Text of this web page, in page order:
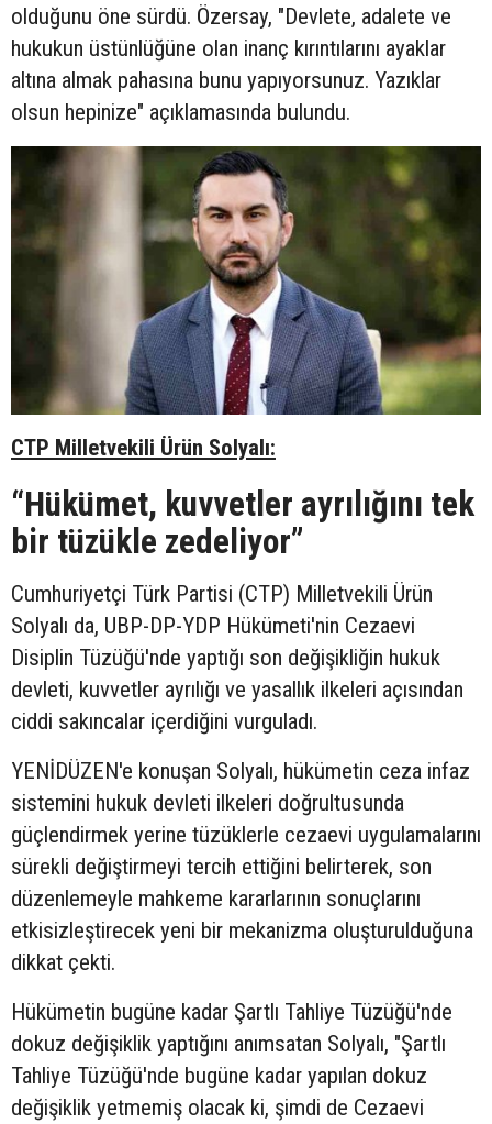
olduğunu öne sürdü. Özersay, "Devlete, adalete ve
hukukun üstünlüğüne olan inanç kırıntılarını ayaklar
altına almak pahasına bunu yapıyorsunuz. Yazıklar
olsun hepinize" açıklamasında bulundu.
CTP Milletvekili Ürün Solyalı:
“Hükümet, kuvvetler ayrılığını tek
bir tüzükle zedeliyor”
Cumhuriyetçi Türk Partisi (CTP) Milletvekili Ürün
Solyalı da, UBP-DP-YDP Hükümeti'nin Cezaevi
Disiplin Tüzüğü'nde yaptığı son değişikliğin hukuk
devleti, kuvvetler ayrılığı ve yasallık ilkeleri açısından
ciddi sakıncalar içerdiğini vurguladı.
YENİDÜZEN'e konuşan Solyalı, hükümetin ceza infaz
sistemini hukuk devleti ilkeleri doğrultusunda
güçlendirmek yerine tüzüklerle cezaevi uygulamalarını
sürekli değiştirmeyi tercih ettiğini belirterek, son
düzenlemeyle mahkeme kararlarının sonuçlarını
etkisizleştirecek yeni bir mekanizma oluşturulduğuna
dikkat çekti.
Hükümetin bugüne kadar Şartlı Tahliye Tüzüğü'nde
dokuz değişiklik yaptığını anımsatan Solyalı, "Şartlı
Tahliye Tüzüğü'nde bugüne kadar yapılan dokuz
değişiklik yetmemiş olacak ki, şimdi de Cezaevi